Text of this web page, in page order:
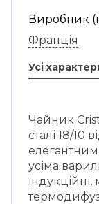
Виробник
Франція
Усі
Чайник
сталі 18/10
усіма